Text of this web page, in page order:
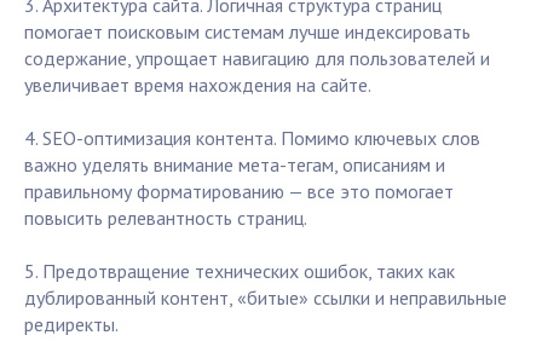
3. Архитектура сайта. Логичная структура страниц
помогает поисковым системам лучше индексировать
содержание, упрощает навигацию для пользователей и
увеличивает время нахождения на сайте.
4. SEO-оптимизация контента. Помимо ключевых слов
важно уделять внимание мета-тегам, описаниям и
правильному форматированию — все это помогает
повысить релевантность страниц.
5. Предотвращение технических ошибок, таких как
дублированный контент, «битые» ссылки и неправильные
редиректы.